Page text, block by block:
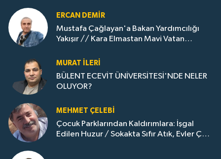
ERCAN DEMIR
Mustafa Çağlayan'a Bakan Yardımcılığı
Yakışır // ​Kara Elmastan Mavi Vatan
MURAT İLERI
BÜLENT ECEVİT ÜNİVERSİTESİ'NDE NELER
OLUYOR?
MEHMET ÇELEBI
Çocuk Parklarından Kaldırımlara: İşgal
Edilen Huzur / Sokakta Sıfır Atık, Evler Çöp